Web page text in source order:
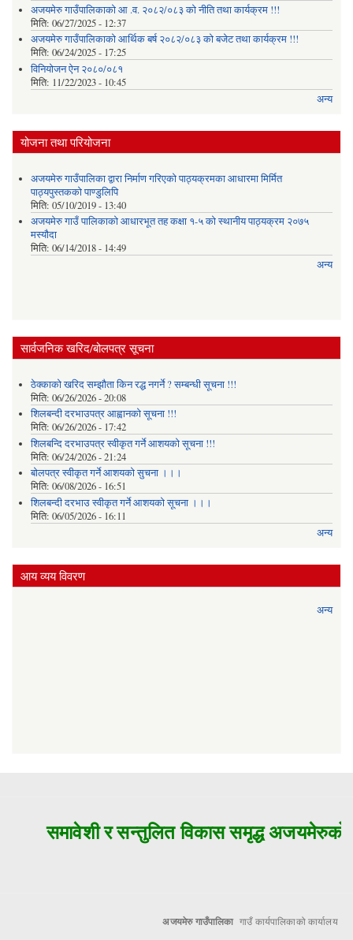
अजयमेरु गाउँपालिकाको आ .व. २०८२/०८३ को नीति तथा कार्यक्रम !!!
मिति: 06/27/2025 - 12:37
अजयमेरु गाउँपालिकाको आर्थिक बर्ष २०८२/०८३ को बजेट तथा कार्यक्रम !!!
मिति: 06/24/2025 - 17:25
विनियोजन ऐन २०८०/०८१
मिति: 11/22/2023 - 10:45
अन्य
योजना तथा परियोजना
अजयमेरु गाउँपालिका द्वारा निर्माण गरिएको पाठ्यक्रमका आधारमा मिर्मित
पाठ्यपुस्तकको पाण्डुलिपि
मिति: 05/10/2019 - 13:40
अजयमेरु गाउँ पालिकाको आधारभूत तह कक्षा १-५ को स्थानीय पाठ्यक्रम २०७५
मस्यौदा
मिति: 06/14/2018 - 14:49
अन्य
सार्वजनिक खरिद/बोलपत्र सूचना
ठेक्काको खरिद सम्झौता किन रद्ध नगर्ने ? सम्बन्धी सूचना !!!
मिति: 06/26/2026 - 20:08
शिलबन्दी दरभाउपत्र आह्वानको सूचना !!!
मिति: 06/26/2026 - 17:42
शिलबन्दि दरभाउपत्र स्वीकृत गर्ने आशयकाे सूचना !!!
मिति: 06/24/2026 - 21:24
बोलपत्र स्वीकृत गर्ने आशयको सुचना ।।।
मिति: 06/08/2026 - 16:51
शिलबन्दी दरभाउ स्वीकृत गर्ने आशयको सूचना ।।।
मिति: 06/05/2026 - 16:11
अन्य
आय व्यय विवरण
अन्य
समावेशी र सन्तुलित विकास समृद्ध अजयमेरुको
अजयमेरु गाउँपालिका गाउँ कार्यपालिकाको कार्यालय